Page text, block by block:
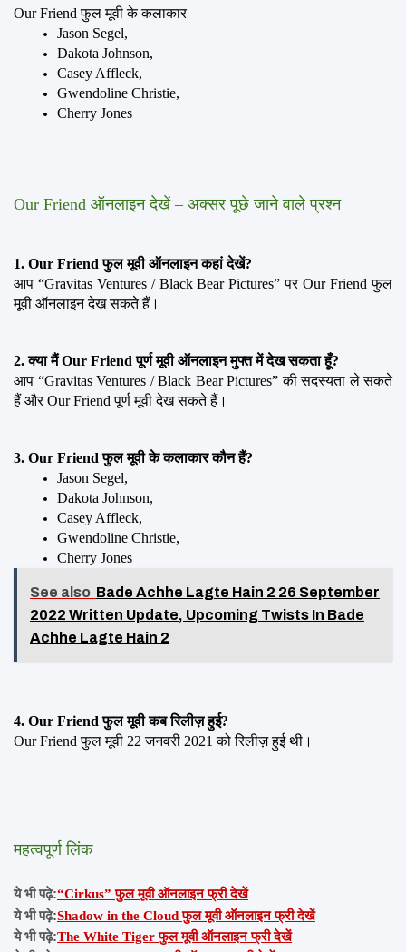
Our Friend फुल मूवी के कलाकार
Jason Segel,
Dakota Johnson,
Casey Affleck,
Gwendoline Christie,
Cherry Jones
Our Friend ऑनलाइन देखें – अक्सर पूछे जाने वाले प्रश्न
1. Our Friend फुल मूवी ऑनलाइन कहां देखें?
आप “Gravitas Ventures / Black Bear Pictures” पर Our Friend फुल
मूवी ऑनलाइन देख सकते हैं।
2. क्या मैं Our Friend पूर्ण मूवी ऑनलाइन मुफ्त में देख सकता हूँ?
आप “Gravitas Ventures / Black Bear Pictures” की सदस्यता ले सकते
हैं और Our Friend पूर्ण मूवी देख सकते हैं।
3. Our Friend फुल मूवी के कलाकार कौन हैं?
Jason Segel,
Dakota Johnson,
Casey Affleck,
Gwendoline Christie,
Cherry Jones
See also Bade Achhe Lagte Hain 2 26 September
2022 Written Update, Upcoming Twists In Bade
Achhe Lagte Hain 2
4. Our Friend फुल मूवी कब रिलीज़ हुई?
Our Friend फुल मूवी 22 जनवरी 2021 को रिलीज़ हुई थी।
महत्वपूर्ण लिंक
ये भी पढ़े:“Cirkus” फुल मूवी ऑनलाइन फ्री देखें
ये भी पढ़े:Shadow in the Cloud फुल मूवी ऑनलाइन फ्री देखें
ये भी पढ़े:The White Tiger फुल मूवी ऑनलाइन फ्री देखें